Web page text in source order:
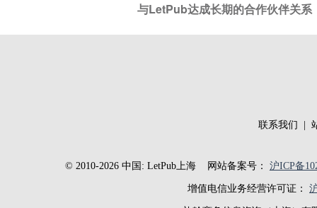
与LetPub达成长期的合作伙伴关
联系我们
© 2010-2026 中国: LetPub上海网站备案号： 沪ICP备
增值电信业务经营许可证：